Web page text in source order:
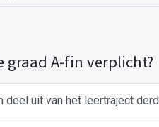
graad A-fin verplicht?
deel uit van het leertraject